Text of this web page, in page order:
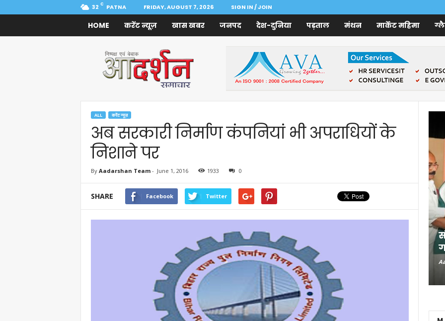
32 C PATNA FRIDAY, AUGUST 7, 2026 SIGN IN / JOIN
HOME करेंट न्यूज़ खास खबर जनपद देश-दुनिया पड़ताल मंथन मार्केट महिमा
Samachar
ALL करेंट न्यूज़
अब सरकारी निर्माण कंपनियां भी अपराधियों के
निशाने पर
By Aadarshan Team- June 1, 2016 1933 0
SHARE Facebook Twitter